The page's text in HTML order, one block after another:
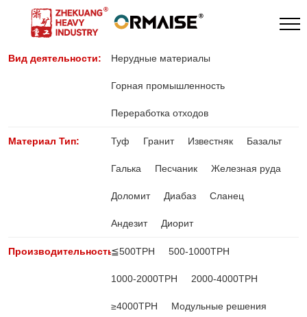
Вид деятельности: Нерудные материалы
Горная промышленность
Переработка отходов
Материал Тип: Туф Гранит Известняк Базальт
Галька Песчаник Железная руда
Доломит Диабаз Сланец
Андезит Диорит
Производительность:≦500TPH 500-1000TPH
1000-2000TPH 2000-4000TPH
≥4000TPH Модульные решения